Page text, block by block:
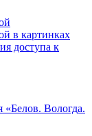
в картинках
доступа к
«Белов. Вологда.